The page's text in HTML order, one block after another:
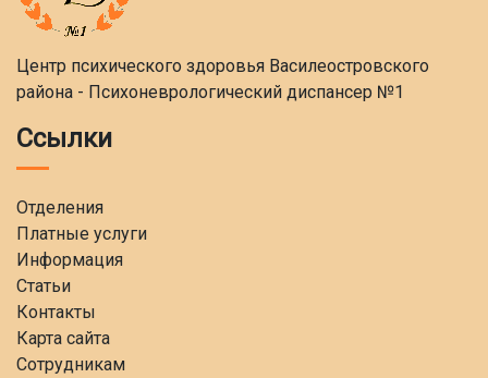
Центр психического здоровья Василеостровского
района - Психоневрологический диспансер №1
Ссылки
Отделения
Платные услуги
Информация
Статьи
Контакты
Карта сайта
Сотрудникам